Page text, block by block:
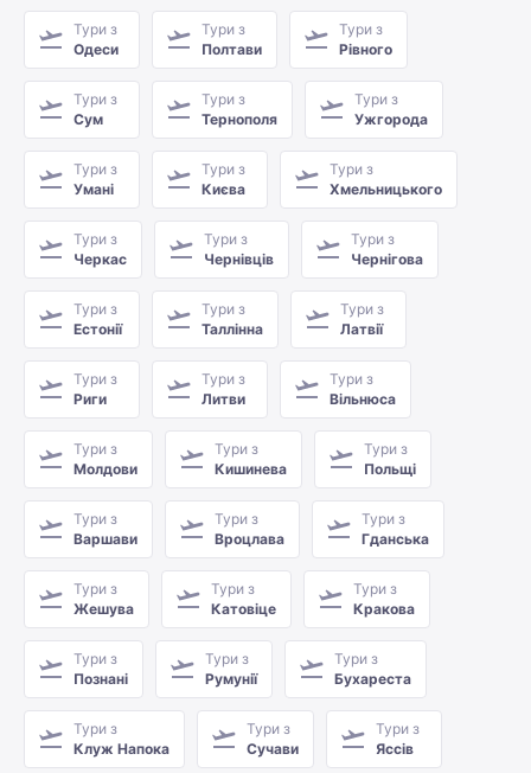
Тури з
Одеси
Тури з
Полтави
Тури з
Рівного
Тури з
Сум
Тури з
Тернополя
Тури з
Ужгорода
Тури з
Умані
Тури з
Києва
Тури з
Хмельницького
Тури з
Черкас
Тури з
Чернівців
Тури з
Чернігова
Тури з
Естонії
Тури з
Таллінна
Тури з
Латвії
Тури з
Риги
Тури з
Литви
Тури з
Вільнюса
Тури з
Молдови
Тури з
Кишинева
Тури з
Польщі
Тури з
Варшави
Тури з
Вроцлава
Тури з
Гданська
Тури з
Жешува
Тури з
Катовіце
Тури з
Кракова
Тури з
Познані
Тури з
Румунії
Тури з
Бухареста
Тури з
Клуж Напока
Тури з
Сучави
Тури з
Яссів